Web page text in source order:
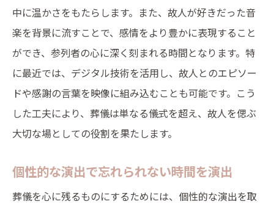
中に温かさをもたらします。また、故人が好きだった音
楽を背景に流すことで、感情をより豊かに表現すること
ができ、参列者の心に深く刻まれる時間となります。特
に最近では、デジタル技術を活用し、故人とのエピソー
ドや感謝の言葉を映像に組み込むことも可能です。こう
した工夫により、葬儀は単なる儀式を超え、故人を偲ぶ
大切な場としての役割を果たします。
個性的な演出で忘れられない時間を演出
葬儀を心に残るものにするためには、個性的な演出を取